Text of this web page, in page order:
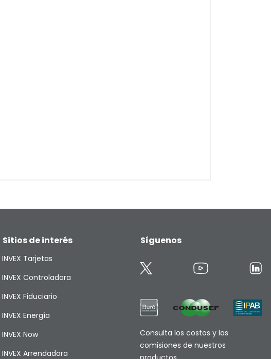
Sitios de interés
INVEX Tarjetas
INVEX Controladora
INVEX Fiduciario
INVEX Energía
INVEX Now
INVEX Arrendadora
Síguenos
Consulta los costos y las
comisiones de nuestros